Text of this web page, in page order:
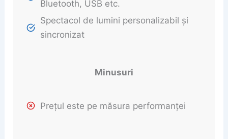
Bluetooth, USB etc.
Spectacol de lumini personalizabil și
sincronizat
Minusuri
Prețul este pe măsura performanței